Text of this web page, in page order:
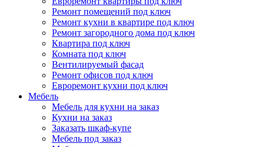
Ремонт помещений под ключ
Ремонт кухни в квартире под ключ
Ремонт загородного дома под ключ
Квартира под ключ
Комната под ключ
Вентилируемый фасад
Ремонт офисов под ключ
Евроремонт кухни под ключ
Мебель
Мебель для кухни на заказ
Кухни на заказ
Заказать шкаф-купе
Мебель под заказ